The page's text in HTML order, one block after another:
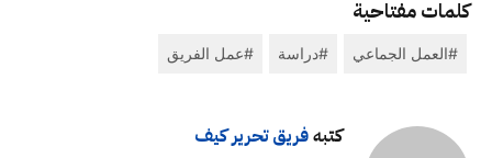
كلمات مفتاحية
العمل الجماعي دراسة عمل الفريق
كتبهفريق تحرير كيف